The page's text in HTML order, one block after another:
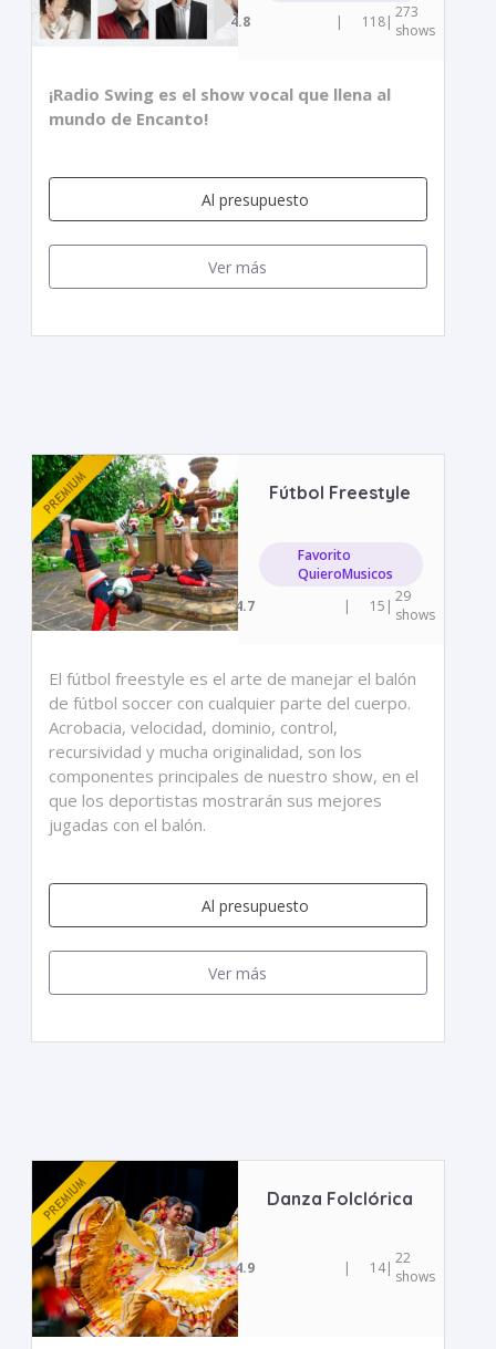
4.8 | 118| 273
shows
¡Radio Swing es el show vocal que llena al
mundo de Encanto!
Al presupuesto
Ver más
Fútbol Freestyle
Favorito
QuieroMusicos
4.7
| 15 | 29
shows
El fútbol freestyle es el arte de manejar el balón
de fútbol soccer con cualquier parte del cuerpo.
Acrobacia, velocidad, dominio, control,
recursividad y mucha originalidad, son los
componentes principales de nuestro show, en el
que los deportistas mostrarán sus mejores
jugadas con el balón.
Al presupuesto
Ver más
Danza Folclórica
4.9 | 14| 22
shows